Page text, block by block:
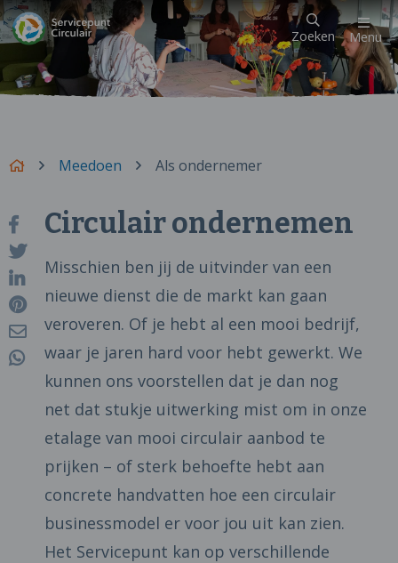
Zoeken Menu
Meedoen Als ondernemer
Circulair ondernemen
Misschien ben jij de uitvinder van een
nieuwe dienst die de markt kan gaan
veroveren. Of je hebt al een mooi bedrijf,
waar je jaren hard voor hebt gewerkt. We
kunnen ons voorstellen dat je dan nog
net dat stukje uitwerking mist om in onze
etalage van mooi circulair aanbod te
prijken – of sterk behoefte hebt aan
concrete handvatten hoe een circulair
businessmodel er voor jou uit kan zien.
Het Servicepunt kan op verschillende